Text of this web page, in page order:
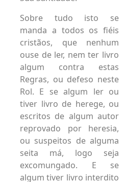
Sobre tudo isto se
manda a todos os fiéis
cristãos, que nenhum
ouse de ler, nem ter livro
algum contra estas
Regras, ou defeso neste
Rol. E se algum ler ou
tiver livro de herege, ou
escritos de algum autor
reprovado por heresia,
ou suspeitos de alguma
seita má, logo seja
excomungado. E se
algum tiver livro interdito